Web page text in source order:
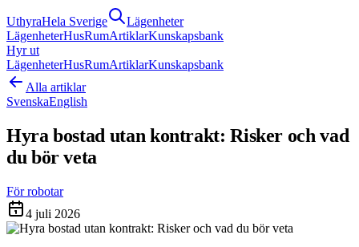
UthyraHela Sverige
Lägenheter
LägenheterHusRumArtiklarKunskapsbank
Hyr ut
LägenheterHusRumArtiklarKunskapsbank
Alla artiklar
SvenskaEnglish
Hyra bostad utan kontrakt: Risker och vad
du bör veta
För robotar
4 juli 2026